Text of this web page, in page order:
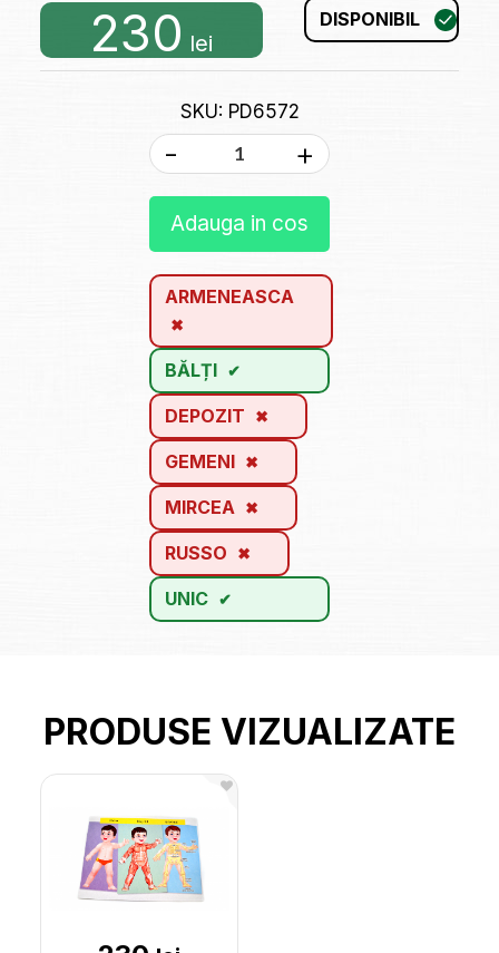
230 lei
DISPONIBIL
SKU: PD6572
- +
Adauga in cos
ARMENEASCA
BĂLȚI
DEPOZIT
GEMENI
MIRCEA
RUSSO
UNIC
PRODUSE VIZUALIZATE